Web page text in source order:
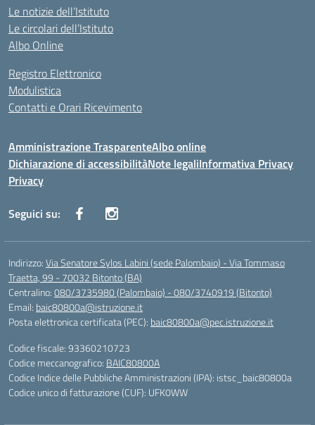
Le notizie dell’Istituto
Le circolari dell’Istituto
Albo Online
Registro Elettronico
Modulistica
Contatti e Orari Ricevimento
Amministrazione TrasparenteAlbo online
Dichiarazione di accessibilitàNote legaliInformativa Privacy
Privacy
Seguici su:
Indirizzo:Via Senatore Sylos Labini (sede Palombaio) - Via Tommaso
Traetta, 99 - 70032 Bitonto (BA)
Centralino:080/3735980 (Palombaio) - 080/3740919 (Bitonto)
Email: baic80800a@istruzione.it
Posta elettronica certificata (PEC): baic80800a@pec.istruzione.it
Codice fiscale: 93360210723
Codice meccanografico: BAIC80800A
Codice Indice delle Pubbliche Amministrazioni (IPA): istsc_baic80800a
Codice unico di fatturazione (CUF): UFK0WW